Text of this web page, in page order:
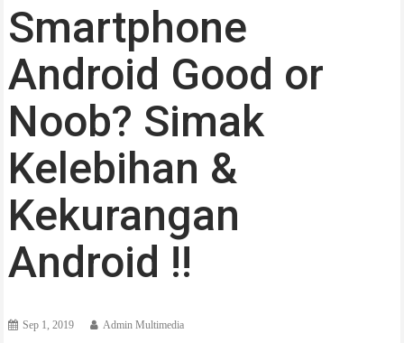
Smartphone
Android Good or
Noob? Simak
Kelebihan &
Kekurangan
Android !!
Sep 1, 2019 Admin Multimedia